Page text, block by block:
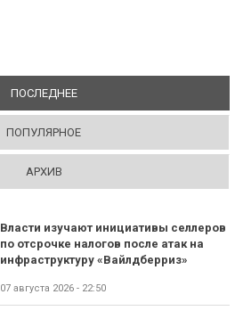
ПОСЛЕДНЕЕ(АКТИВНАЯ ВКЛАДКА)
ПОПУЛЯРНОЕ
АРХИВ
Власти изучают инициативы селлеров
по отсрочке налогов после атак на
инфраструктуру «Вайлдберриз»
07 августа 2026 - 22:50